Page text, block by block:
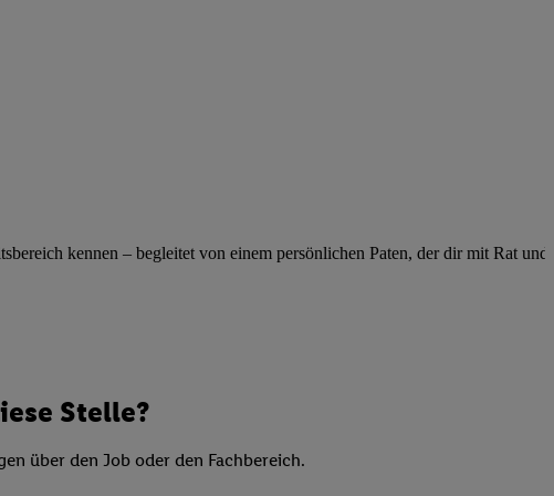
kennen – begleitet von einem persönlichen Paten, der dir mit Rat und
Stelle?
über den Job oder den Fachbereich.
Quellen,
der Angebote. Analyse